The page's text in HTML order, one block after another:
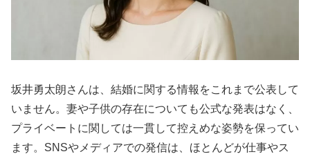
坂井勇太朗さんは、結婚に関する情報をこれまで公表して
いません。妻や子供の存在についても公式な発表はなく、
プライベートに関しては一貫して控えめな姿勢を保ってい
ます。SNSやメディアでの発信は、ほとんどが仕事やス